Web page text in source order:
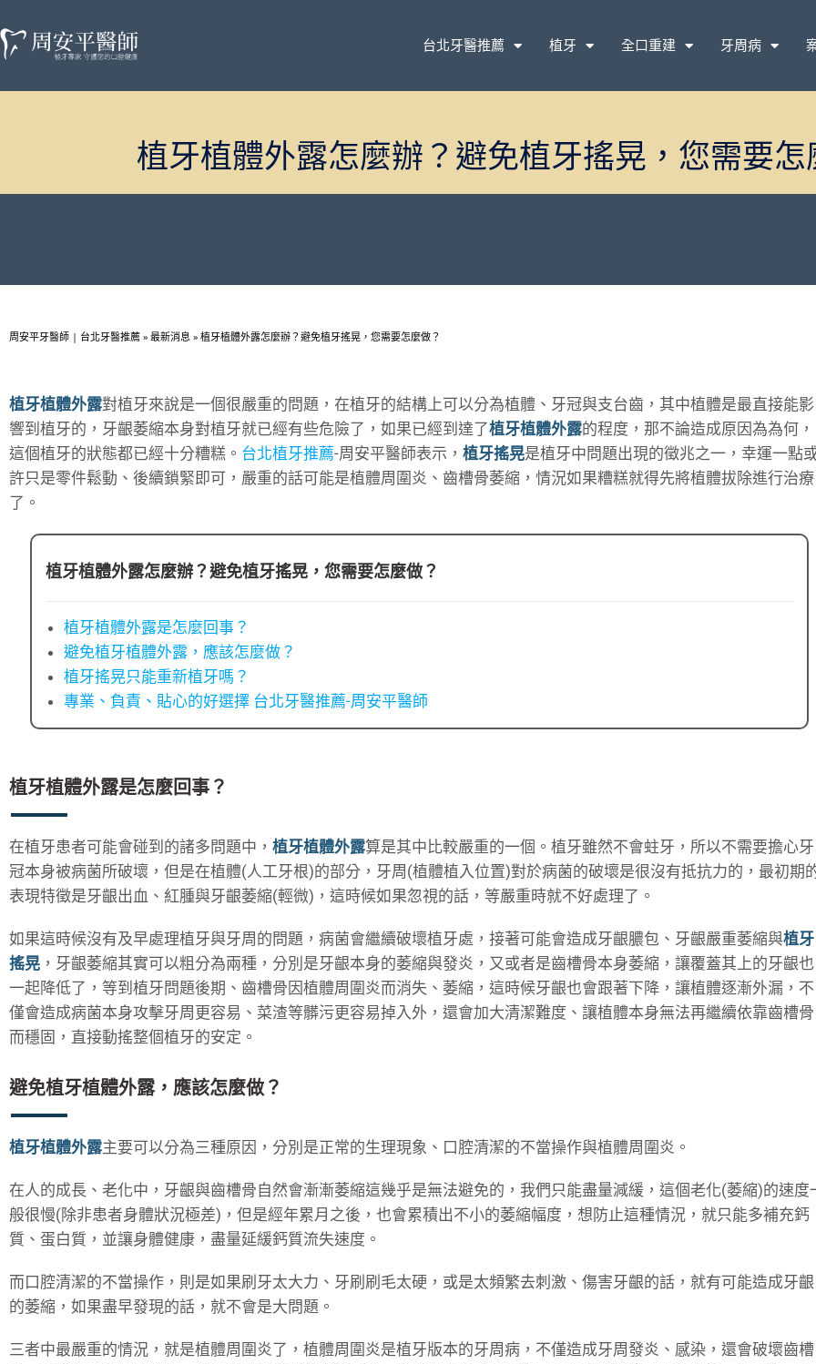
台北牙醫推薦 植牙 全口重建 牙周病
植牙植體外露怎麼辦？避免植牙搖晃，您需要怎
周安平牙醫師 | 台北牙醫推薦 » 最新消息 » 植牙植體外露怎麼辦？避免植牙搖晃，您需要怎麼做？
植牙植體外露對植牙來說是一個很嚴重的問題，在植牙的結構上可以分為植體、牙冠與支台齒，其中植體是最直接能影
響到植牙的，牙齦萎縮本身對植牙就已經有些危險了，如果已經到達了植牙植體外露的程度，那不論造成原因為為何，
這個植牙的狀態都已經十分糟糕。 台北植牙推薦-周安平醫師表示， 植牙搖晃是植牙中問題出現的徵兆之一，幸運一點
許只是零件鬆動、後續鎖緊即可，嚴重的話可能是植體周圍炎、齒槽骨萎縮，情況如果糟糕就得先將植體拔除進行治療
了。
植牙植體外露怎麼辦？避免植牙搖晃，您需要怎麼做？
植牙植體外露是怎麼回事？
避免植牙植體外露，應該怎麼做？
植牙搖晃只能重新植牙嗎？
專業、負責、貼心的好選擇 台北牙醫推薦-周安平醫師
植牙植體外露是怎麼回事？
在植牙患者可能會碰到的諸多問題中， 植牙植體外露算是其中比較嚴重的一個。植牙雖然不會蛀牙，所以不需要擔心牙
冠本身被病菌所破壞，但是在植體(人工牙根)的部分，牙周(植體植入位置)對於病菌的破壞是很沒有抵抗力的，最初期
表現特徵是牙齦出血、紅腫與牙齦萎縮(輕微)，這時候如果忽視的話，等嚴重時就不好處理了。
如果這時候沒有及早處理植牙與牙周的問題，病菌會繼續破壞植牙處，接著可能會造成牙齦膿包、牙齦嚴重萎縮與植牙
搖晃 ，牙齦萎縮其實可以粗分為兩種，分別是牙齦本身的萎縮與發炎，又或者是齒槽骨本身萎縮，讓覆蓋其上的牙齦也
一起降低了，等到植牙問題後期、齒槽骨因植體周圍炎而消失、萎縮，這時候牙齦也會跟著下降，讓植體逐漸外漏，不
僅會造成病菌本身攻擊牙周更容易、菜渣等髒污更容易掉入外，還會加大清潔難度、讓植體本身無法再繼續依靠齒槽骨
而穩固，直接動搖整個植牙的安定。
避免植牙植體外露，應該怎麼做？
植牙植體外露主要可以分為三種原因，分別是正常的生理現象、口腔清潔的不當操作與植體周圍炎。
在人的成長、老化中，牙齦與齒槽骨自然會漸漸萎縮這幾乎是無法避免的，我們只能盡量減緩，這個老化(萎縮)的速度
般很慢(除非患者身體狀況極差)，但是經年累月之後，也會累積出不小的萎縮幅度，想防止這種情況，就只能多補充鈣
質、蛋白質，並讓身體健康，盡量延緩鈣質流失速度。
而口腔清潔的不當操作，則是如果刷牙太大力、牙刷刷毛太硬，或是太頻繁去刺激、傷害牙齦的話，就有可能造成牙齦
的萎縮，如果盡早發現的話，就不會是大問題。
三者中最嚴重的情況，就是植體周圍炎了，植體周圍炎是植牙版本的牙周病，不僅造成牙周發炎、感染，還會破壞齒槽